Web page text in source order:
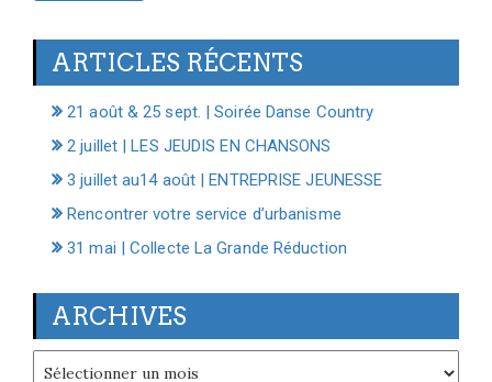
ARTICLES RÉCENTS
21 août & 25 sept. | Soirée Danse Country
2 juillet | LES JEUDIS EN CHANSONS
3 juillet au14 août | ENTREPRISE JEUNESSE
Rencontrer votre service d’urbanisme
31 mai | Collecte La Grande Réduction
ARCHIVES